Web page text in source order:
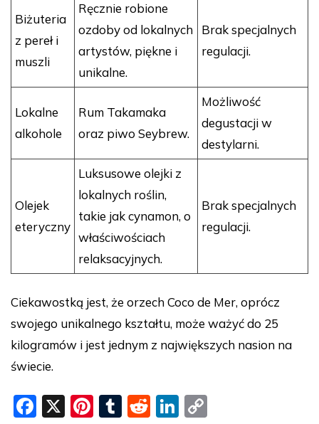
Biżuteria
z pereł i
muszli
Ręcznie robione
ozdoby od lokalnych
artystów, piękne i
unikalne.
Brak specjalnych
regulacji.
Lokalne
alkohole
Rum Takamaka
oraz piwo Seybrew.
Możliwość
degustacji w
destylarni.
Olejek
eteryczny
Luksusowe olejki z
lokalnych roślin,
takie jak cynamon, o
właściwościach
relaksacyjnych.
Brak specjalnych
regulacji.
Ciekawostką jest, że orzech Coco de Mer, oprócz
swojego unikalnego kształtu, może ważyć do 25
kilogramów i jest jednym z największych nasion na
świecie.
F
X
Pi T
R
Li